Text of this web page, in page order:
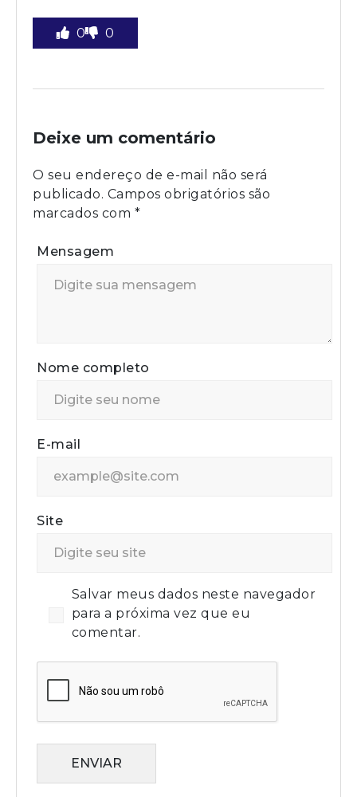
0 0
Deixe um comentário
O seu endereço de e-mail não será
publicado. Campos obrigatórios são
marcados com *
Mensagem
Nome completo
E-mail
Site
Salvar meus dados neste navegador
para a próxima vez que eu
comentar.
ENVIAR